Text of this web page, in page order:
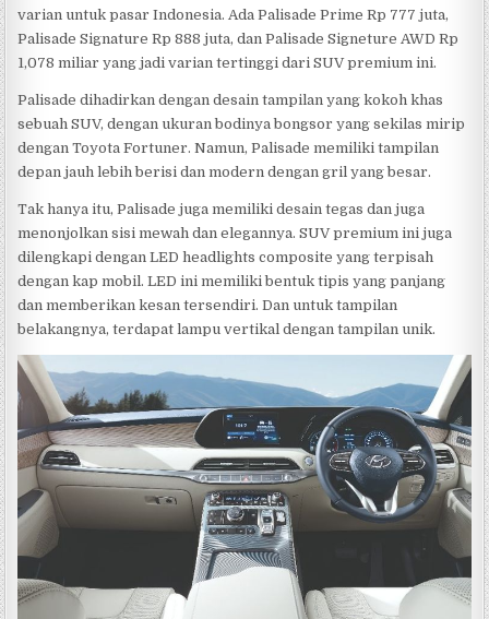
varian untuk pasar Indonesia. Ada Palisade Prime Rp 777 juta,
Palisade Signature Rp 888 juta, dan Palisade Signeture AWD Rp
1,078 miliar yang jadi varian tertinggi dari SUV premium ini.
Palisade dihadirkan dengan desain tampilan yang kokoh khas
sebuah SUV, dengan ukuran bodinya bongsor yang sekilas mirip
dengan Toyota Fortuner. Namun, Palisade memiliki tampilan
depan jauh lebih berisi dan modern dengan gril yang besar.
Tak hanya itu, Palisade juga memiliki desain tegas dan juga
menonjolkan sisi mewah dan elegannya. SUV premium ini juga
dilengkapi dengan LED headlights composite yang terpisah
dengan kap mobil. LED ini memiliki bentuk tipis yang panjang
dan memberikan kesan tersendiri. Dan untuk tampilan
belakangnya, terdapat lampu vertikal dengan tampilan unik.